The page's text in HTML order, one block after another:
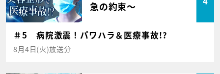
急の約束～
＃5 病院激震！パワハラ＆医療事故!?
8月4日(火)放送分